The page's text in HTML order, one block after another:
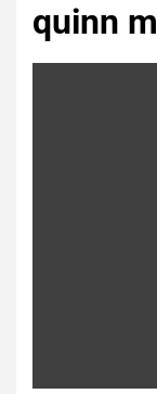
quinn